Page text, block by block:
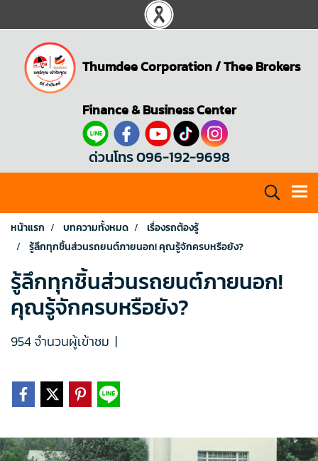
Thumdee Corporation/Thee Brokers
Finance & Business Center
ด่วนโทร 096-192-9698
หน้าแรก บทความทั้งหมด
เรื่องรถต้องรู้
รู้ลึกทุกชิ้นส่วนรถยนต์ภายนอก! คุณรู้จักครบหรือยัง?
รู้ลึกทุกชิ้นส่วนรถยนต์ภายนอก!
คุณรู้จักครบหรือยัง?
954 จำนวนผู้เข้าชม |